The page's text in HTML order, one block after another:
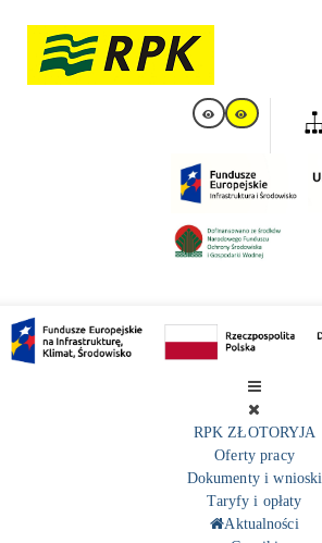
RPK ZŁOTORYJA
Oferty pracy
Dokumenty i wnioski
Taryfy i opłaty
Aktualności